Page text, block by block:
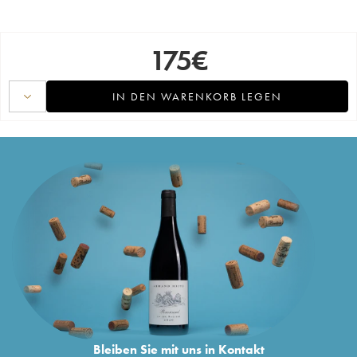
175€
IN DEN WARENKORB LEGEN
Bleiben Sie mit uns in Kontakt